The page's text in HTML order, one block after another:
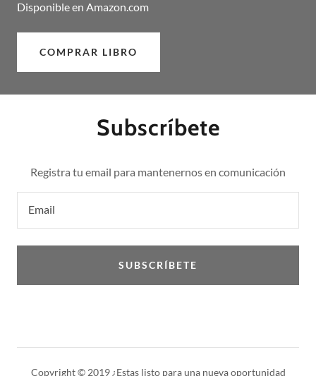
Disponible en Amazon.com
COMPRAR LIBRO
Subscríbete
Registra tu email para mantenernos en comunicación
Email
SUBSCRÍBETE
Copyright © 2019 ¿Estas listo para una nueva oportunidad